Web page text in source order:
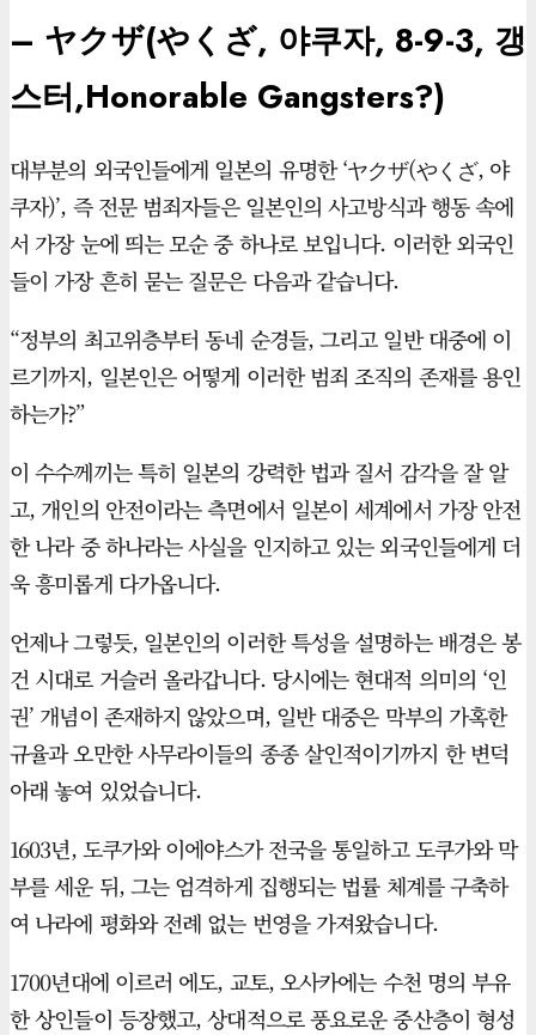
– ヤクザ(やくざ, 야쿠자, 8-9-3, 갱
스터,Honorable Gangsters?)
대부분의 외국인들에게 일본의 유명한 ‘ヤクザ(やくざ, 야
쿠자)’, 즉 전문 범죄자들은 일본인의 사고방식과 행동 속에
서 가장 눈에 띄는 모순 중 하나로 보입니다. 이러한 외국인
들이 가장 흔히 묻는 질문은 다음과 같습니다.
“정부의 최고위층부터 동네 순경들, 그리고 일반 대중에 이
르기까지, 일본인은 어떻게 이러한 범죄 조직의 존재를 용인
하는가?”
이 수수께끼는 특히 일본의 강력한 법과 질서 감각을 잘 알
고, 개인의 안전이라는 측면에서 일본이 세계에서 가장 안전
한 나라 중 하나라는 사실을 인지하고 있는 외국인들에게 더
욱 흥미롭게 다가옵니다.
언제나 그렇듯, 일본인의 이러한 특성을 설명하는 배경은 봉
건 시대로 거슬러 올라갑니다. 당시에는 현대적 의미의 ‘인
권’ 개념이 존재하지 않았으며, 일반 대중은 막부의 가혹한
규율과 오만한 사무라이들의 종종 살인적이기까지 한 변덕
아래 놓여 있었습니다.
1603년, 도쿠가와 이에야스가 전국을 통일하고 도쿠가와 막
부를 세운 뒤, 그는 엄격하게 집행되는 법률 체계를 구축하
여 나라에 평화와 전례 없는 번영을 가져왔습니다.
1700년대에 이르러 에도, 교토, 오사카에는 수천 명의 부유
한 상인들이 등장했고, 상대적으로 풍요로운 중산층이 형성